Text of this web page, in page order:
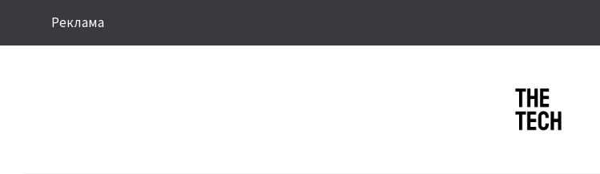
Реклама